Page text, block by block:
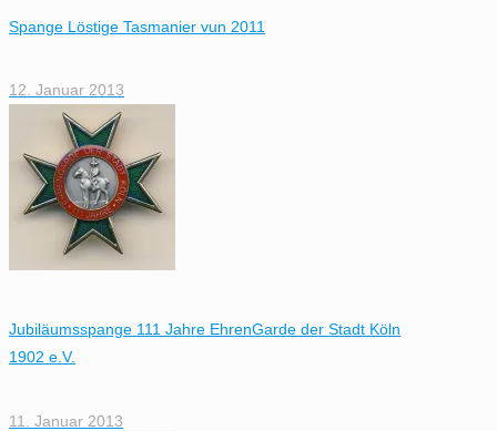
Spange Löstige Tasmanier vun 2011
12. Januar 2013
Jubiläumsspange 111 Jahre EhrenGarde der Stadt Köln
1902 e.V.
11. Januar 2013